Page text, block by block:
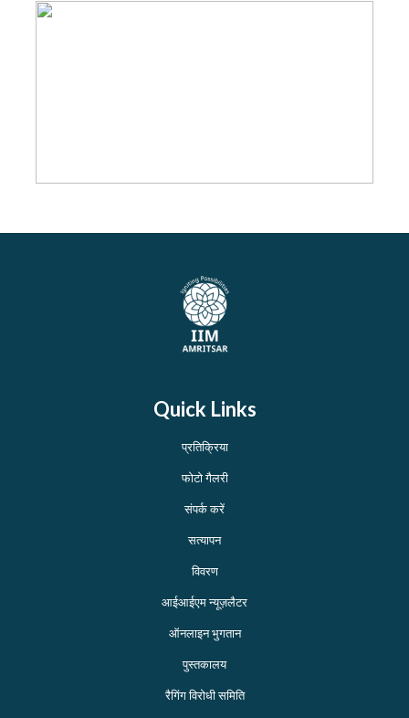
Quick Links
प्रतिक्रिया
फोटो गैलरी
संपर्क करें
सत्यापन
विवरण
आईआईएम न्यूज़लैटर
ऑनलाइन भुगतान
पुस्तकालय
रैगिंग विरोधी समिति